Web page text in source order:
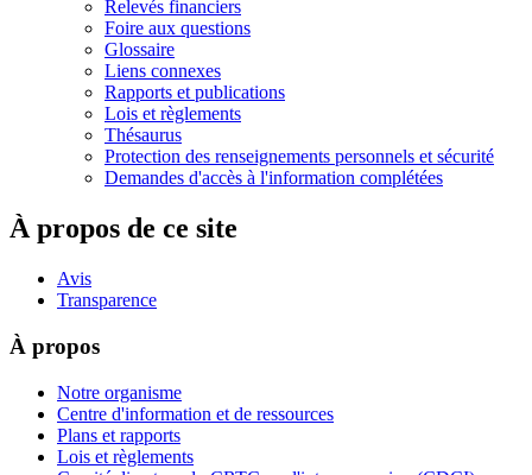
Relevés financiers
Foire aux questions
Glossaire
Liens connexes
Rapports et publications
Lois et règlements
Thésaurus
Protection des renseignements personnels et sécurité
Demandes d'accès à l'information complétées
À propos de ce site
Avis
Transparence
À propos
Notre organisme
Centre d'information et de ressources
Plans et rapports
Lois et règlements